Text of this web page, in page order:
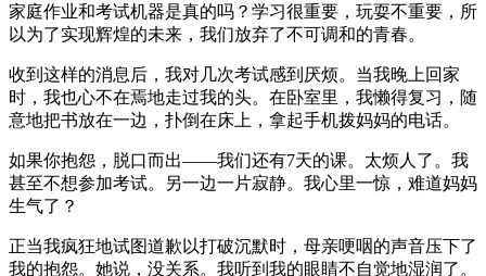
家庭作业和考试机器是真的吗？学习很重要，玩耍不重要，所
以为了实现辉煌的未来，我们放弃了不可调和的青春。
收到这样的消息后，我对几次考试感到厌烦。当我晚上回家
时，我也心不在焉地走过我的头。在卧室里，我懒得复习，随
意地把书放在一边，扑倒在床上，拿起手机拨妈妈的电话。
如果你抱怨，脱口而出——我们还有7天的课。太烦人了。我
甚至不想参加考试。另一边一片寂静。我心里一惊，难道妈妈
生气了？
正当我疯狂地试图道歉以打破沉默时，母亲哽咽的声音压下了
我的抱怨。她说，没关系。我听到我的眼睛不自觉地湿润了。